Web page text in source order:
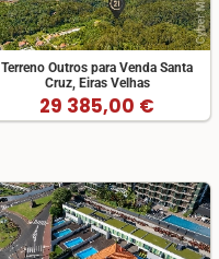
Terreno Outros para Venda Santa
Cruz, Eiras Velhas
29 385,00 €